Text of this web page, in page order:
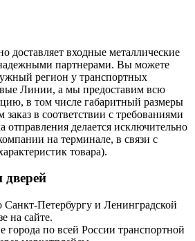
доставляет входные металлические
партнерами. Вы можете
регион у транспортных
Линии, а мы предоставим всю
в том числе габаритный размеры
заказ в соответствии с требованиями
отправления делается исключительно
на терминале, в связи с
товара).
дверей
Петербургу и Ленинградской
на сайте.
города по всей России транспортной